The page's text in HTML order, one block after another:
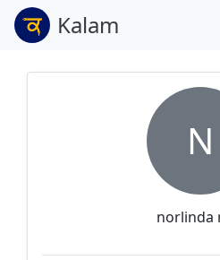
Kalam
N
norlinda